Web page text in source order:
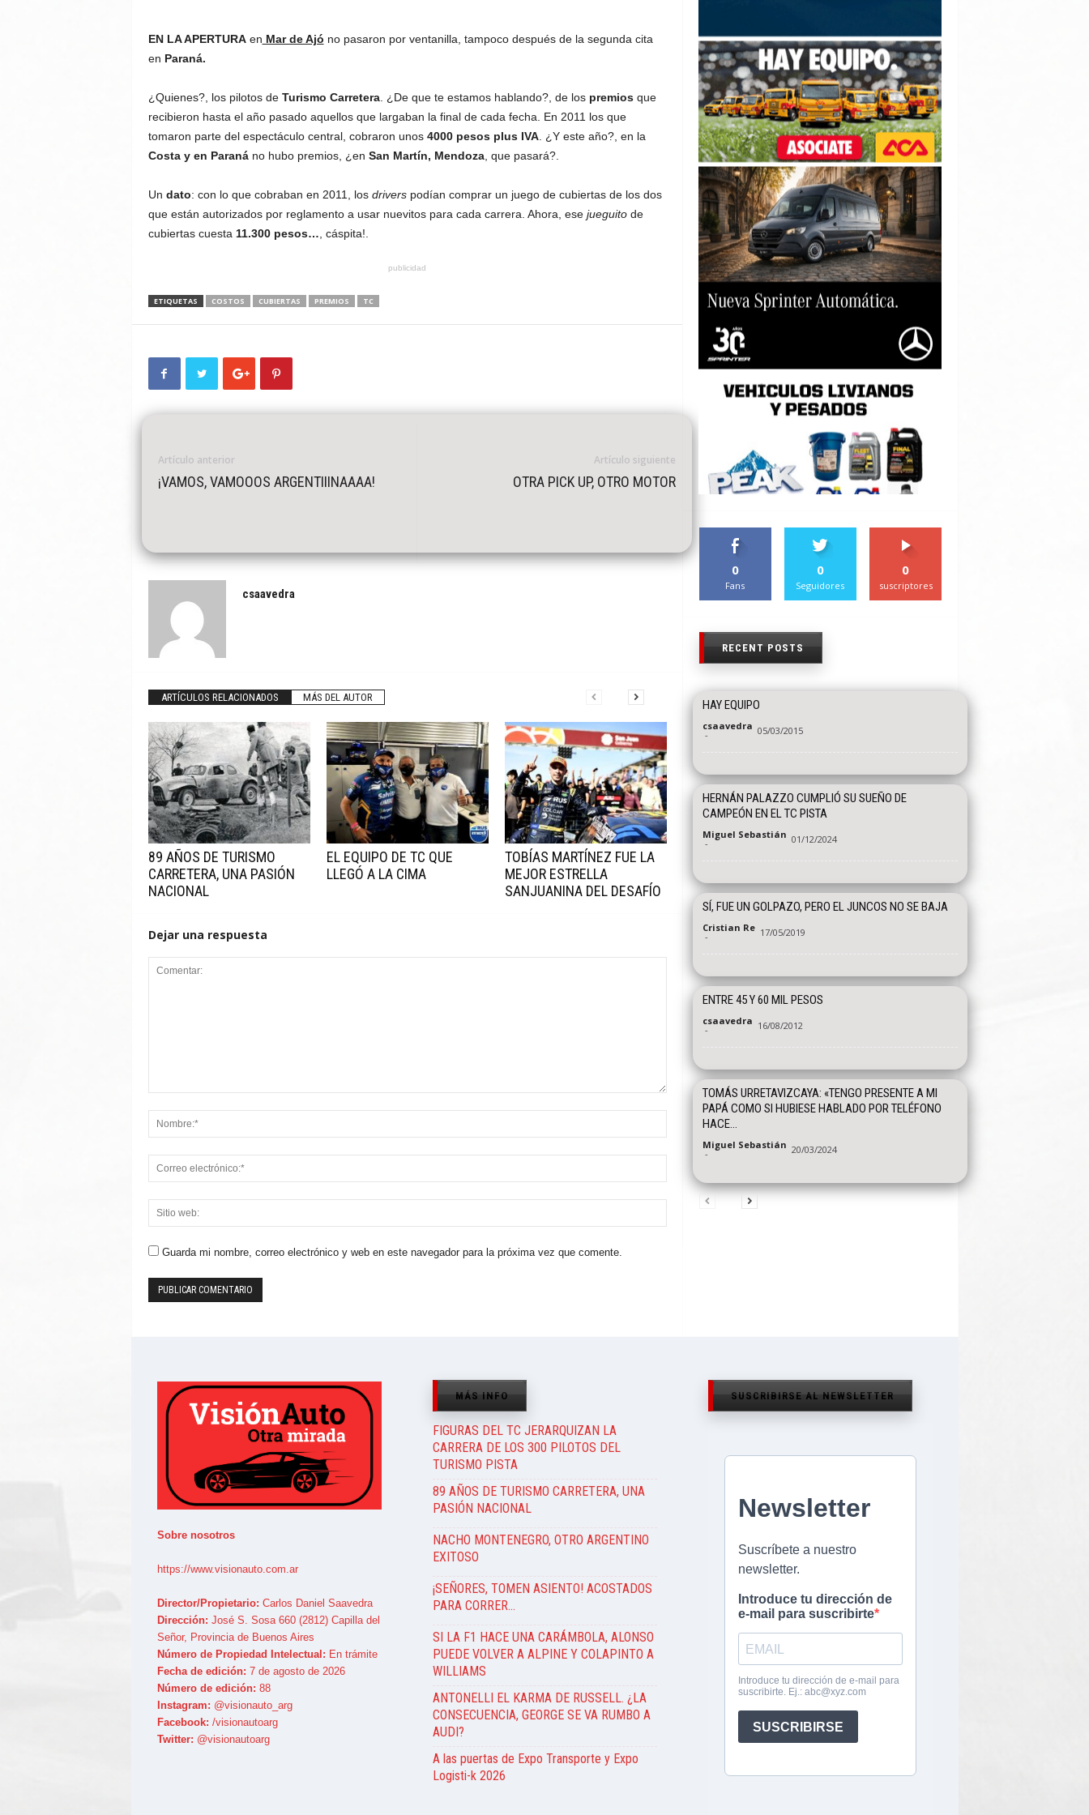
EN LA APERTURAen Mar de Ajó no pasaron por ventanilla, tampoco después de la segunda cita
en Paraná.
¿Quienes?, los pilotos de Turismo Carretera. ¿De que te estamos hablando?, de los premiosque
recibieron hasta el año pasado aquellos que largaban la final de cada fecha. En 2011 los que
tomaron parte del espectáculo central, cobraron unos 4000 pesos plus IVA. ¿Y este año?, en la
Costa y en Paranáno hubo premios, ¿en San Martín, Mendoza, que pasará?.
Un dato: con lo que cobraban en 2011, los driverspodían comprar un juego de cubiertas de los dos
que están autorizados por reglamento a usar nuevitos para cada carrera. Ahora, esejueguitode
cubiertas cuesta 11.300 pesos… , cáspita!.
publicidad
ETIQUETAS COSTOS CUBIERTAS PREMIOS TC
Artículo anterior
¡VAMOS, VAMOOOS ARGENTIIINAAAA!
Artículo siguiente
OTRA PICK UP, OTRO MOTOR
csaavedra
ARTÍCULOS RELACIONADOS MÁS DEL AUTOR
89 AÑOS DE TURISMO
CARRETERA, UNA PASIÓN
NACIONAL
EL EQUIPO DE TC QUE
LLEGÓ A LA CIMA
TOBÍAS MARTÍNEZ FUE LA
MEJOR ESTRELLA
SANJUANINA DEL DESAFÍO
Dejar una respuesta
Guarda mi nombre, correo electrónico y web en este navegador para la próxima vez que comente.
0
Fans
0
Seguidores
0
suscriptores
RECENT POSTS
HAY EQUIPO
csaavedra
- 05/03/2015
HERNÁN PALAZZO CUMPLIÓ SU SUEÑO DE
CAMPEÓN EN EL TC PISTA
Miguel Sebastián
- 01/12/2024
SÍ, FUE UN GOLPAZO, PERO EL JUNCOS NO SE BAJA
Cristian Re
- 17/05/2019
ENTRE 45 Y 60 MIL PESOS
csaavedra
- 16/08/2012
TOMÁS URRETAVIZCAYA: «TENGO PRESENTE A MI
PAPÁ COMO SI HUBIESE HABLADO POR TELÉFONO
HACE...
Miguel Sebastián
- 20/03/2024
Sobre nosotros
https://www.visionauto.com.ar
Director/Propietario: Carlos Daniel Saavedra
Dirección: José S. Sosa 660 (2812) Capilla del
Señor, Provincia de Buenos Aires
Número de Propiedad Intelectual: En trámite
Fecha de edición: 7 de agosto de 2026
Número de edición: 88
Instagram: @visionauto_arg
Facebook: /visionautoarg
Twitter: @visionautoarg
MÁS INFO
FIGURAS DEL TC JERARQUIZAN LA
CARRERA DE LOS 300 PILOTOS DEL
TURISMO PISTA
89 AÑOS DE TURISMO CARRETERA, UNA
PASIÓN NACIONAL
NACHO MONTENEGRO, OTRO ARGENTINO
EXITOSO
¡SEÑORES, TOMEN ASIENTO! ACOSTADOS
PARA CORRER…
SI LA F1 HACE UNA CARÁMBOLA, ALONSO
PUEDE VOLVER A ALPINE Y COLAPINTO A
WILLIAMS
ANTONELLI EL KARMA DE RUSSELL. ¿LA
CONSECUENCIA, GEORGE SE VA RUMBO A
AUDI?
A las puertas de Expo Transporte y Expo
Logisti-k 2026
SUSCRIBIRSE AL NEWSLETTER